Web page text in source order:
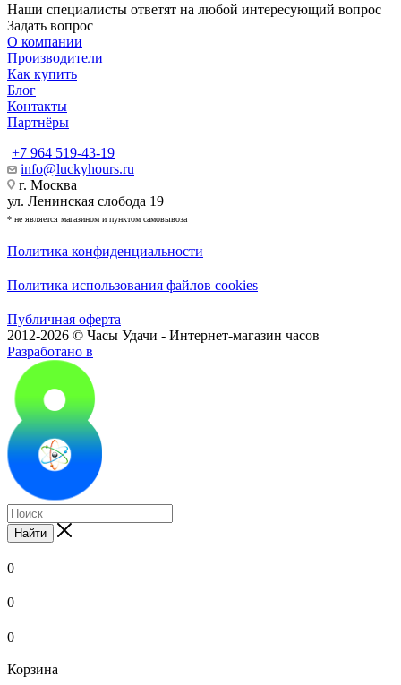
Наши специалисты ответят на любой интересующий вопрос
Задать вопрос
О компании
Производители
Как купить
Блог
Контакты
Партнёры
+7 964 519-43-19
info@luckyhours.ru
г. Москва
ул. Ленинская слобода 19
* не является магазином и пунктом самовывоза
Политика конфиденциальности
Политика использования файлов cookies
Публичная оферта
2012-2026 © Часы Удачи - Интернет-магазин часов
Разработано в
Найти
0
0
0
Корзина